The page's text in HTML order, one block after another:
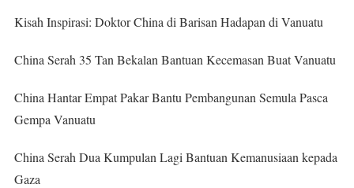
Kisah Inspirasi: Doktor China di Barisan Hadapan di Vanuatu
China Serah 35 Tan Bekalan Bantuan Kecemasan Buat Vanuatu
China Hantar Empat Pakar Bantu Pembangunan Semula Pasca
Gempa Vanuatu
China Serah Dua Kumpulan Lagi Bantuan Kemanusiaan kepada
Gaza